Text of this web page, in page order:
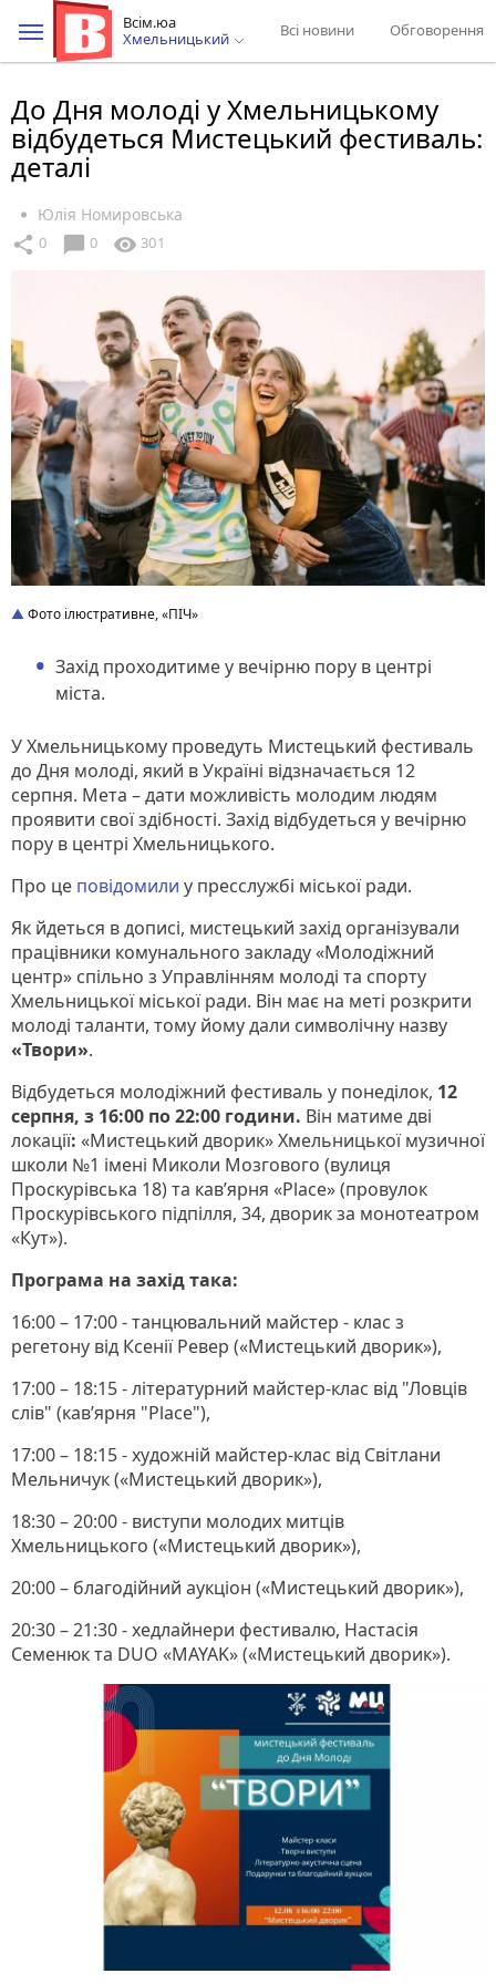
Всім.юа
Хмельницький
Всі новини Обговорення
До Дня молоді у Хмельницькому
відбудеться Мистецький фестиваль:
деталі
Юлія Номировська
share 0 chat_bubble 0 visibility 301
Фото ілюстративне, «ПІЧ»
Захід проходитиме у вечірню пору в центрі
міста.
У Хмельницькому проведуть Мистецький фестиваль
до Дня молоді, який в Україні відзначається 12
серпня. Мета – дати можливість молодим людям
проявити свої здібності. Захід відбудеться у вечірню
пору в центрі Хмельницького.
Про це повідомили у пресслужбі міської ради.
Як йдеться в дописі, мистецький захід організували
працівники комунального закладу «Молодіжний
центр» спільно з Управлінням молоді та спорту
Хмельницької міської ради. Він має на меті розкрити
молоді таланти, тому йому дали символічну назву
«Твори».
Відбудеться молодіжний фестиваль у понеділок, 12
серпня, з 16:00 по 22:00 години. Він матиме дві
локації: «Мистецький дворик» Хмельницької музичної
школи №1 імені Миколи Мозгового (вулиця
Проскурівська 18) та кавʼярня «Place» (провулок
Проскурівського підпілля, 34, дворик за монотеатром
«Кут»).
Програма на захід така:
16:00 – 17:00 - танцювальний майстер - клас з
регетону від Ксенії Ревер («Мистецький дворик»),
17:00 – 18:15 - літературний майстер-клас від "Ловців
слів" (кавʼярня "Place"),
17:00 – 18:15 - художній майстер-клас від Світлани
Мельничук («Мистецький дворик»),
18:30 – 20:00 - виступи молодих митців
Хмельницького («Мистецький дворик»),
20:00 – благодійний аукціон («Мистецький дворик»),
20:30 – 21:30 - хедлайнери фестивалю, Настасія
Семенюк та DUO «MAYAK» («Мистецький дворик»).